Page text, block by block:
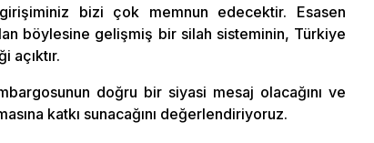
bizi çok memnun edecektir. Esasen
böylesine gelişmiş bir silah sisteminin, Türkiye
açıktır.
doğru bir siyasi mesaj olacağını ve
katkı sunacağını değerlendiriyoruz.